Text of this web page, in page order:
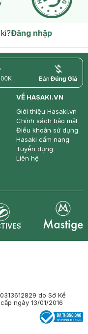
Đăng nhập
price
VỀ HASAKI.VN
Giới thiệu Hasaki.vn
Chính sách bảo mật
Điều khoản sử dụng
Hasaki cẩm nang
Tuyển dụng
Liên hệ
do Sở Kế
ngày 13/01/2016